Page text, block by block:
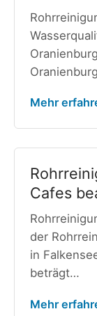
Mehr
Cafes
der
in
beträgt…
Mehr